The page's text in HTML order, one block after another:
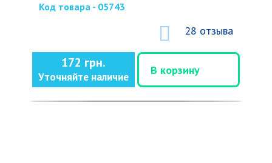
Код товара - 05743
28 отзыва
172 грн.
Уточняйте наличие
В корзину